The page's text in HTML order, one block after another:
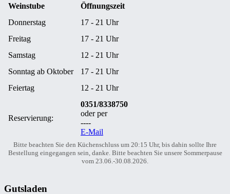
Weinstube
Öffnungszeit
Donnerstag
17 - 21 Uhr
Freitag
17 - 21 Uhr
Samstag
12 - 21 Uhr
Sonntag ab Oktober
17 - 21 Uhr
Feiertag
12 - 21 Uhr
Reservierung:
0351/8338750
oder per
----
E-Mail
Bitte beachten Sie den Küchenschluss um 20:15 Uhr, bis dahin sollte Ihre
Bestellung eingegangen sein, danke. Bitte beachten Sie unsere Sommerpause
vom 23.06.-30.08.2026.
Gutsladen